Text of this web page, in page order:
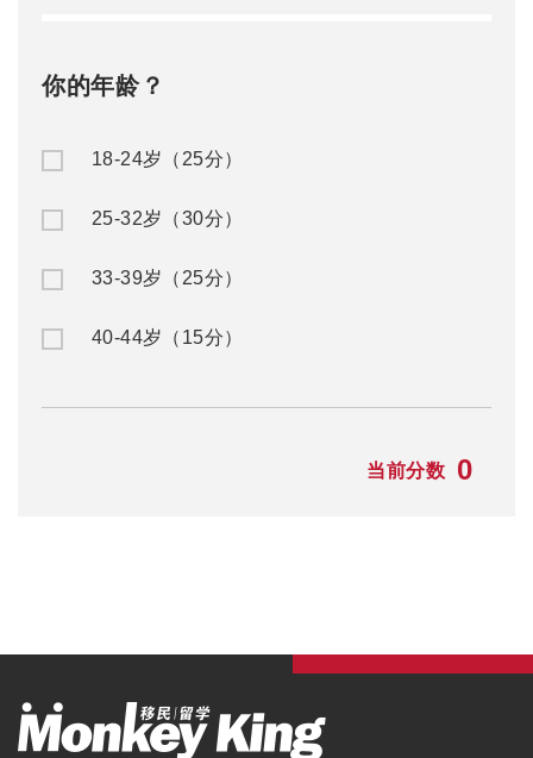
你的年龄？
18-24岁（25分）
25-32岁（30分）
33-39岁（25分）
40-44岁（15分）
当前分数 0